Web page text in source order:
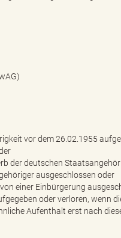
vor dem 26.02.1955
der deutschen
ausgeschlossen oder
einer Einbürgerung
oder verloren, wenn
Aufenthalt erst nach